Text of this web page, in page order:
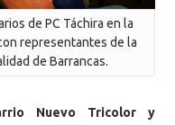
de PC Táchira en la
representantes de la
de Barrancas.
Nuevo Tricolor y